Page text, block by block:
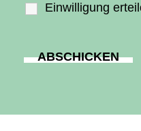
Einwilligung